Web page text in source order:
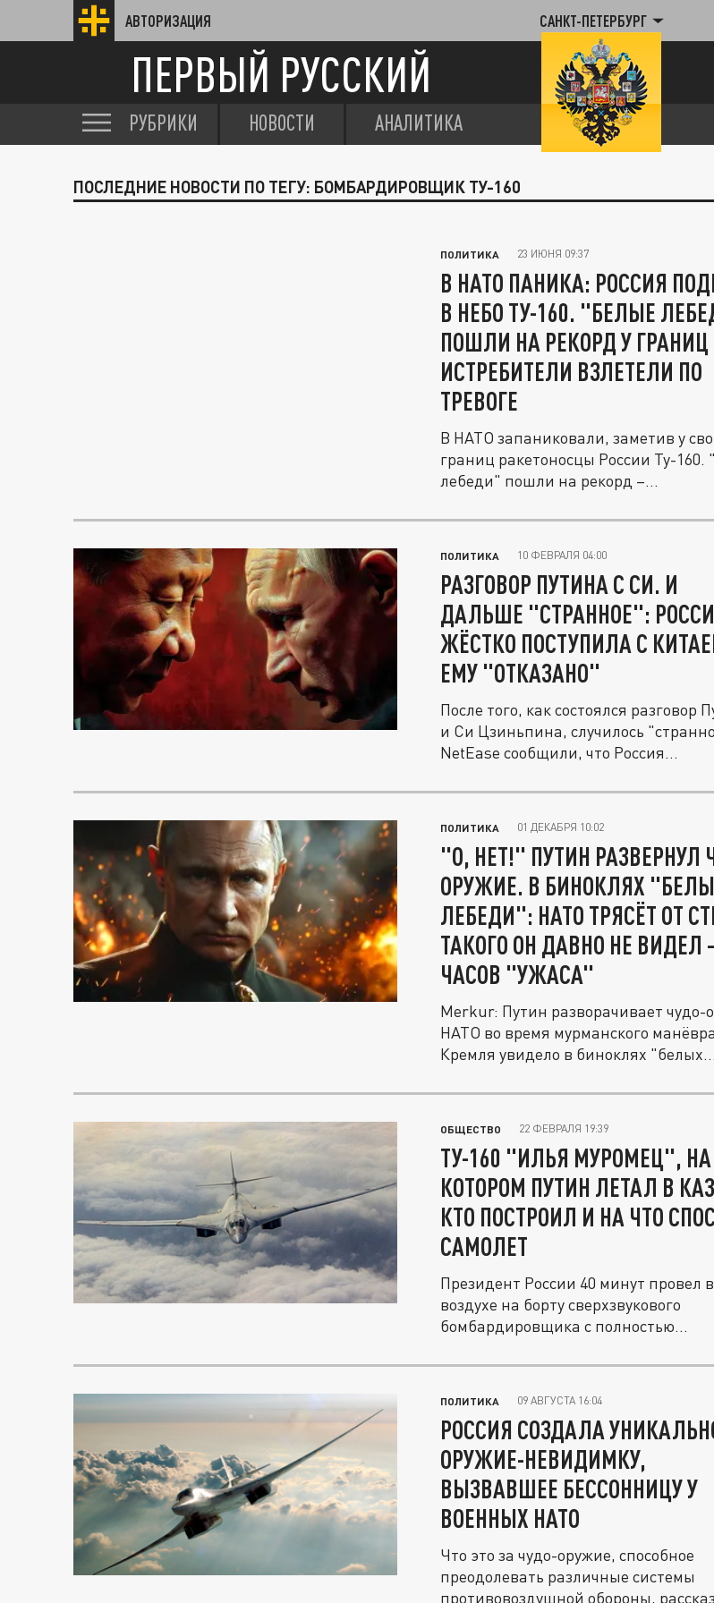
АВТОРИЗАЦИЯ САНКТ-ПЕТЕРБУРГ
ПЕРВЫЙ РУССКИЙ
РУБРИКИ НОВОСТИ АНАЛИТИКА
ПОСЛЕДНИЕ НОВОСТИ ПО ТЕГУ: БОМБАРДИРОВЩИК ТУ-160
ПОЛИТИКА 23 ИЮНЯ 09:37
В НАТО ПАНИКА: РОССИЯ
В НЕБО ТУ-160. "БЕЛЫЕ
ПОШЛИ НА РЕКОРД У ГРАНИЦ
ИСТРЕБИТЕЛИ ВЗЛЕТЕЛИ ПО
ТРЕВОГЕ
В НАТО запаниковали, заметив у
границ ракетоносцы России Ту-160.
лебеди" пошли на рекорд –...
ПОЛИТИКА 10 ФЕВРАЛЯ 04:00
РАЗГОВОР ПУТИНА С СИ. И
ДАЛЬШЕ "СТРАННОЕ":
ЖЁСТКО ПОСТУПИЛА С
ЕМУ "ОТКАЗАНО"
После того, как состоялся разговор
и Си Цзиньпина, случилось
NetEase сообщили, что Россия...
ПОЛИТИКА 01 ДЕКАБРЯ 10:02
"О, НЕТ!" ПУТИН РАЗВЕРНУЛ
ОРУЖИЕ. В БИНОКЛЯХ
ЛЕБЕДИ": НАТО ТРЯСЁТ ОТ
ТАКОГО ОН ДАВНО НЕ ВИДЕЛ
ЧАСОВ "УЖАСА"
Merkur: Путин разворачивает чудо-
НАТО во время мурманского манёвра
Кремля увидело в биноклях "белых...
ОБЩЕСТВО 22 ФЕВРАЛЯ 19:39
ТУ-160 "ИЛЬЯ МУРОМЕЦ", НА
КОТОРОМ ПУТИН ЛЕТАЛ В
КТО ПОСТРОИЛ И НА ЧТО
САМОЛЕТ
Президент России 40 минут провел в
воздухе на борту сверхзвукового
бомбардировщика с полностью
ПОЛИТИКА 09 АВГУСТА 16:04
РОССИЯ СОЗДАЛА
ОРУЖИЕ-НЕВИДИМКУ,
ВЫЗВАВШЕЕ БЕССОННИЦУ У
ВОЕННЫХ НАТО
Что это за чудо-оружие, способное
преодолевать различные системы
противовоздушной обороны,